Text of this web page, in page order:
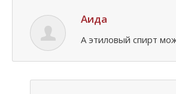
Аида
А этиловый спирт